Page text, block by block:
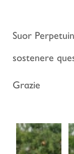
Suor
sostenere
Grazie